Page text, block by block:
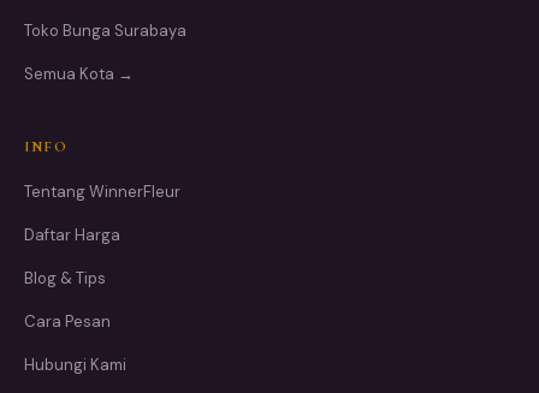
Toko Bunga Surabaya
Semua Kota →
INFO
Tentang WinnerFleur
Daftar Harga
Blog & Tips
Cara Pesan
Hubungi Kami